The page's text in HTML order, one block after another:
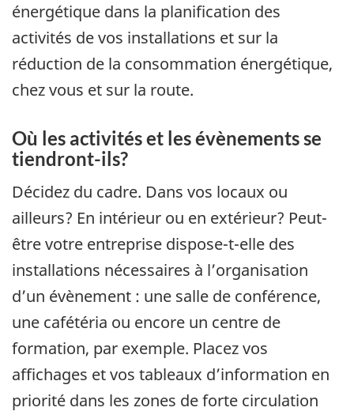
énergétique dans la planification des
activités de vos installations et sur la
réduction de la consommation énergétique,
chez vous et sur la route.
Où les activités et les évènements se
tiendront-ils?
Décidez du cadre. Dans vos locaux ou
ailleurs? En intérieur ou en extérieur? Peut-
être votre entreprise dispose-t-elle des
installations nécessaires à l’organisation
d’un évènement : une salle de conférence,
une cafétéria ou encore un centre de
formation, par exemple. Placez vos
affichages et vos tableaux d’information en
priorité dans les zones de forte circulation